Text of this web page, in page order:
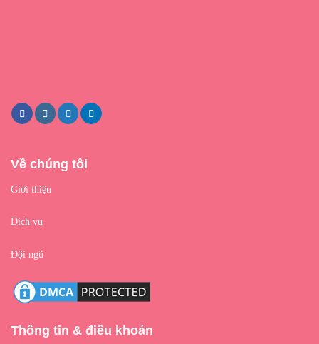
Về chúng tôi
Giới thiệu
Dịch vụ
Đội ngũ
Thông tin & điều khoản